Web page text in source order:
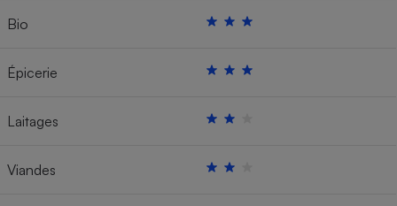
Bio
Épicerie
Laitages
Viandes